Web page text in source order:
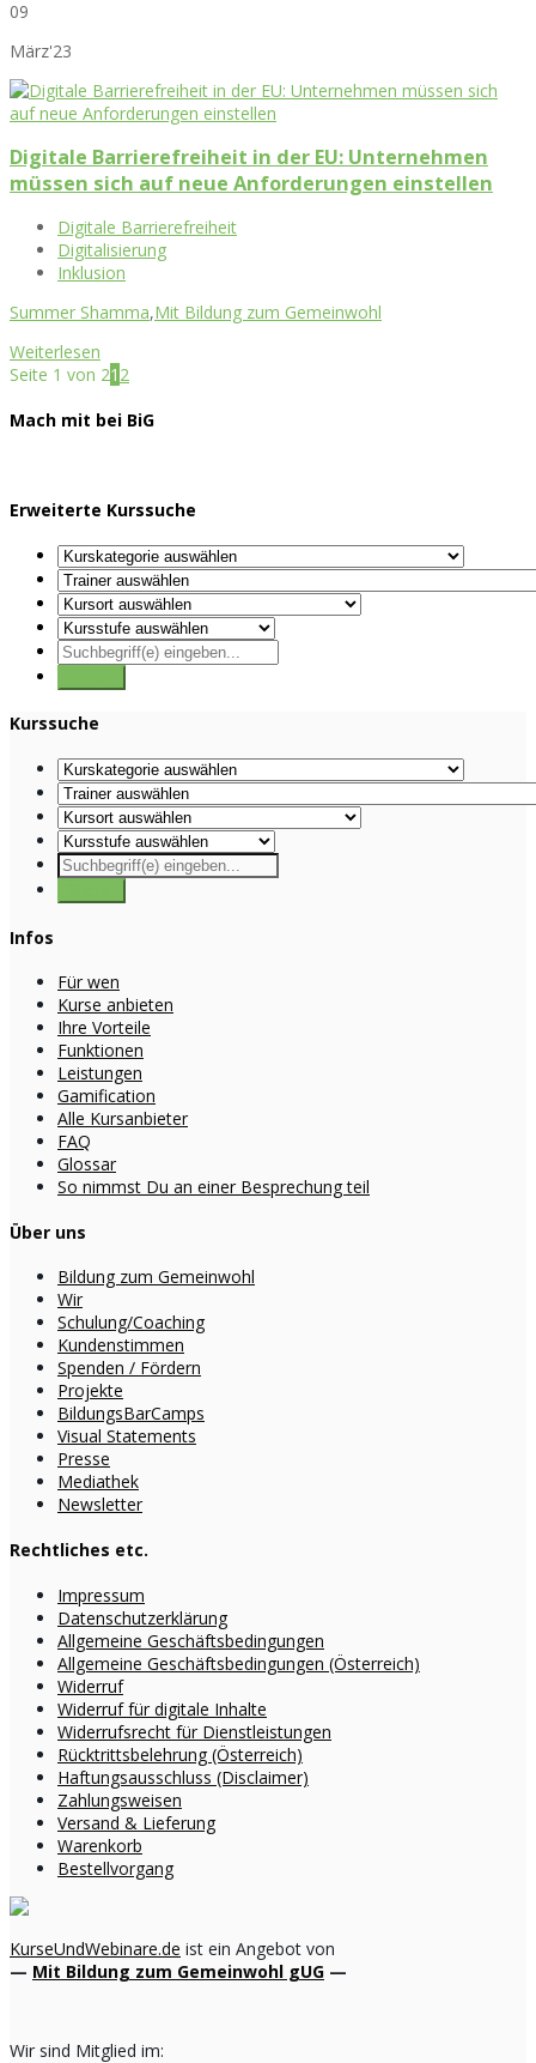
09
März'23
Digitale Barrierefreiheit in der EU: Unternehmen
müssen sich auf neue Anforderungen einstellen
Digitale Barrierefreiheit
Digitalisierung
Inklusion
Summer Shamma,Mit Bildung zum Gemeinwohl
Weiterlesen
Seite 1 von 21 2
Mach mit bei BiG
Erweiterte Kurssuche
Kurssuche
Infos
Für wen
Kurse anbieten
Ihre Vorteile
Funktionen
Leistungen
Gamification
Alle Kursanbieter
FAQ
Glossar
So nimmst Du an einer Besprechung teil
Über uns
Bildung zum Gemeinwohl
Wir
Schulung/Coaching
Kundenstimmen
Spenden / Fördern
Projekte
BildungsBarCamps
Visual Statements
Presse
Mediathek
Newsletter
Rechtliches etc.
Impressum
Datenschutzerklärung
Allgemeine Geschäftsbedingungen
Allgemeine Geschäftsbedingungen (Österreich)
Widerruf
Widerruf für digitale Inhalte
Widerrufsrecht für Dienstleistungen
Rücktrittsbelehrung (Österreich)
Haftungsausschluss (Disclaimer)
Zahlungsweisen
Versand & Lieferung
Warenkorb
Bestellvorgang
KurseUndWebinare.de ist ein Angebot von
— Mit Bildung zum Gemeinwohl gUG —
Wir sind Mitglied im: